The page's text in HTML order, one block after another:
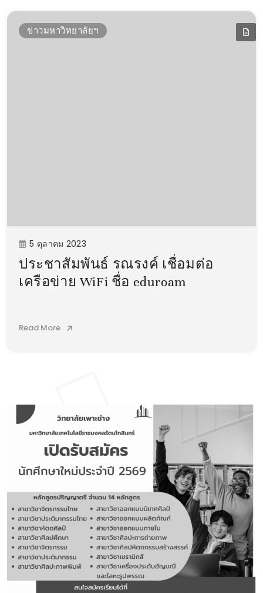
ข่าวมหาวิทยาลัยฯ
5 ตุลาคม 2023
ประชาสัมพันธ์ รณรงค์ เชื่อมต่อ
เครือข่าย WiFi ชื่อ eduroam
Read More